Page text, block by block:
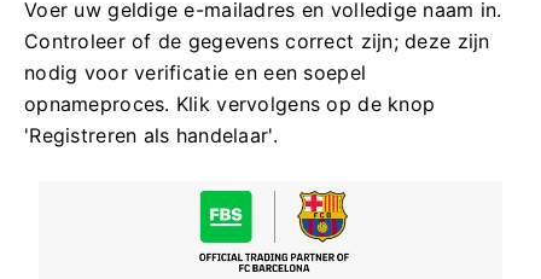
Voer uw geldige e-mailadres en volledige naam in.
Controleer of de gegevens correct zijn; deze zijn
nodig voor verificatie en een soepel
opnameproces. Klik vervolgens op de knop
'Registreren als handelaar'.